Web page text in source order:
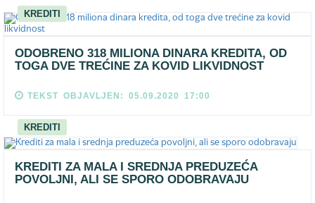
KREDITI
ODOBRENO 318 MILIONA DINARA KREDITA, OD
TOGA DVE TREĆINE ZA KOVID LIKVIDNOST
TEKST OBJAVLJEN: 05.09.2020 17:00
KREDITI
KREDITI ZA MALA I SREDNJA PREDUZEĆA
POVOLJNI, ALI SE SPORO ODOBRAVAJU